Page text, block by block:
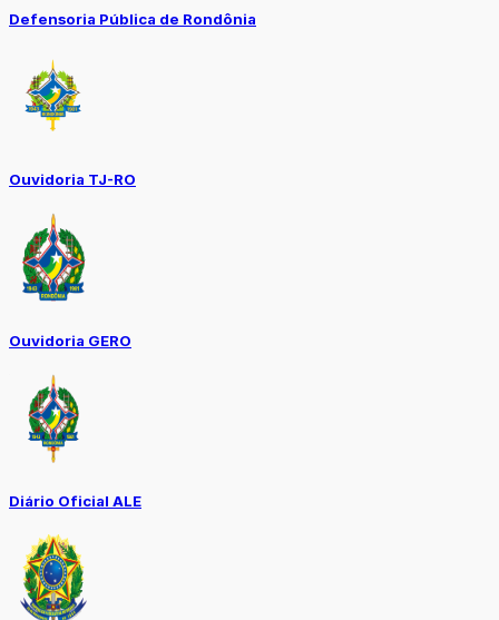
Defensoria Pública de Rondônia
Ouvidoria TJ-RO
Ouvidoria GERO
Diário Oficial ALE